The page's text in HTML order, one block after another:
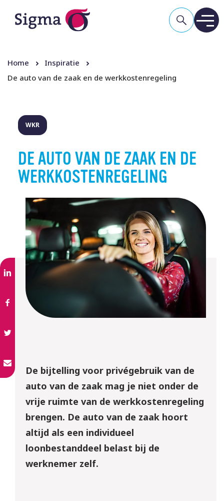
Home
Inspiratie
De auto van de zaak en de werkkostenregeling
WKR
DE AUTO VAN DE ZAAK EN DE
WERKKOSTENREGELING
De bijtelling voor privégebruik van de
auto van de zaak mag je niet onder de
vrije ruimte van de werkkostenregeling
brengen. De auto van de zaak hoort
altijd als een individueel
loonbestanddeel belast bij de
werknemer zelf.